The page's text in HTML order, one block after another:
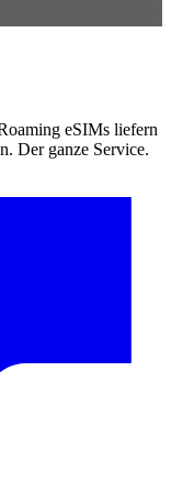
eSIMs liefern
Der ganze Service.